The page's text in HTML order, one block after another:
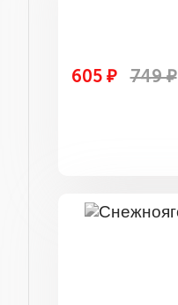
605 ₽ 749 ₽